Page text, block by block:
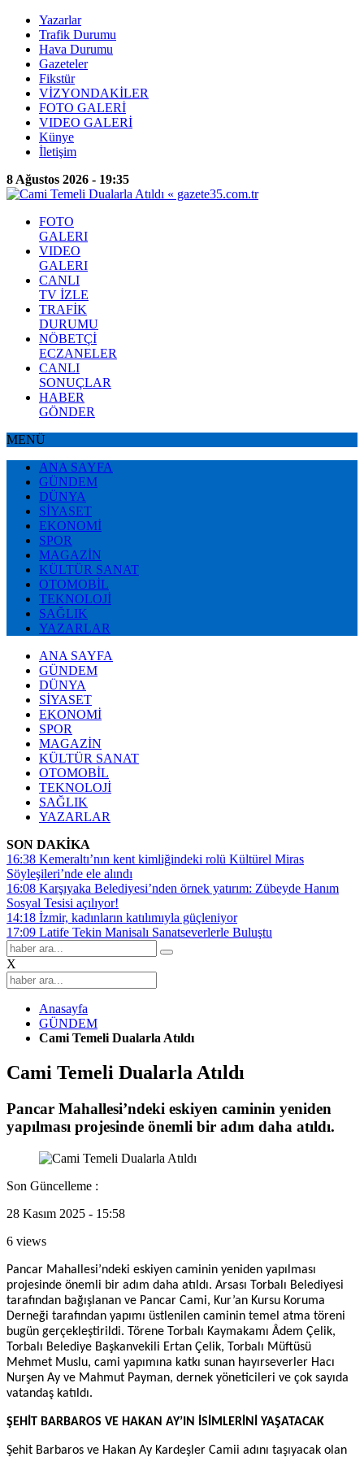
Yazarlar
Trafik Durumu
Hava Durumu
Gazeteler
Fikstür
VİZYONDAKİLER
FOTO GALERİ
VIDEO GALERİ
Künye
İletişim
8 Ağustos 2026 - 19:35
FOTO
GALERI
VIDEO
GALERI
CANLI
TV İZLE
TRAFİK
DURUMU
NÖBETÇİ
ECZANELER
CANLI
SONUÇLAR
HABER
GÖNDER
MENÜ
ANA SAYFA
GÜNDEM
DÜNYA
SİYASET
EKONOMİ
SPOR
MAGAZİN
KÜLTÜR SANAT
OTOMOBİL
TEKNOLOJİ
SAĞLIK
YAZARLAR
ANA SAYFA
GÜNDEM
DÜNYA
SİYASET
EKONOMİ
SPOR
MAGAZİN
KÜLTÜR SANAT
OTOMOBİL
TEKNOLOJİ
SAĞLIK
YAZARLAR
SON DAKİKA
16:38 Kemeraltı’nın kent kimliğindeki rolü Kültürel Miras
Söyleşileri’nde ele alındı
16:08 Karşıyaka Belediyesi’nden örnek yatırım: Zübeyde Hanım
Sosyal Tesisi açılıyor!
14:18 İzmir, kadınların katılımıyla güçleniyor
17:09 Latife Tekin Manisalı Sanatseverlerle Buluştu
X
Anasayfa
GÜNDEM
Cami Temeli Dualarla Atıldı
Cami Temeli Dualarla Atıldı
Pancar Mahallesi’ndeki eskiyen caminin yeniden
yapılması projesinde önemli bir adım daha atıldı.
Son Güncelleme :
28 Kasım 2025 - 15:58
6 views
Pancar Mahallesi’ndeki eskiyen caminin yeniden yapılması
projesinde önemli bir adım daha atıldı. Arsası Torbalı Belediyesi
tarafından bağışlanan ve Pancar Cami, Kur’an Kursu Koruma
Derneği tarafından yapımı üstlenilen caminin temel atma töreni
bugün gerçekleştirildi. Törene Torbalı Kaymakamı Âdem Çelik,
Torbalı Belediye Başkanvekili Ertan Çelik, Torbalı Müftüsü
Mehmet Muslu, cami yapımına katkı sunan hayırseverler Hacı
Nurşen Ay ve Mahmut Payman, dernek yöneticileri ve çok sayıda
vatandaş katıldı.
ŞEHİT BARBAROS VE HAKAN AY’IN İSİMLERİNİ YAŞATACAK
Şehit Barbaros ve Hakan Ay Kardeşler Camii adını taşıyacak olan